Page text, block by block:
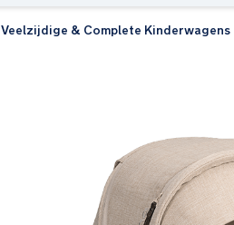
Veelzijdige & Complete Kinderwagens